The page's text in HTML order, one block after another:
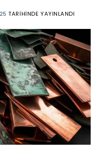
TARIHINDE YAYINLANDI